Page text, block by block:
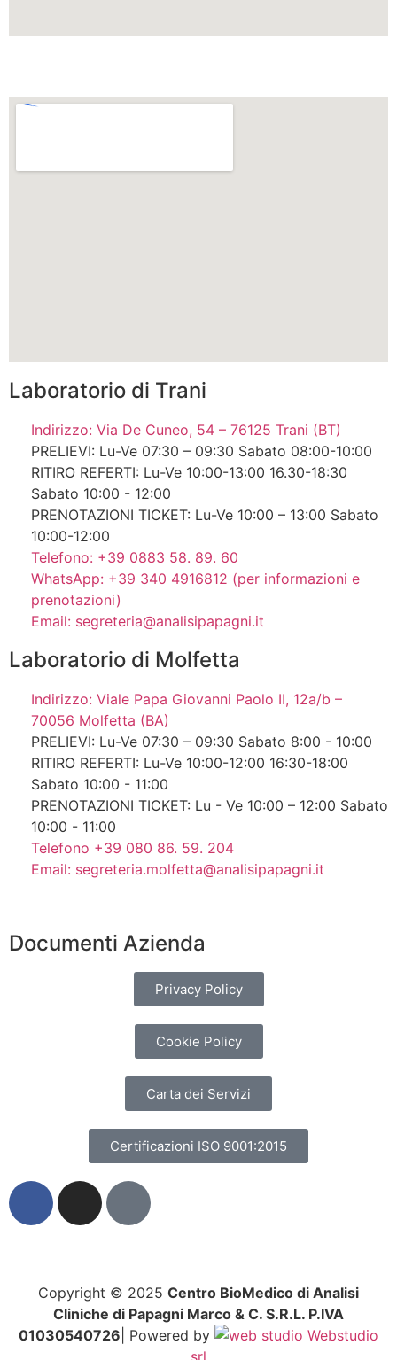
Laboratorio di Trani
Indirizzo: Via De Cuneo, 54 – 76125 Trani (BT)
PRELIEVI: Lu-Ve 07:30 – 09:30 Sabato 08:00-10:00
RITIRO REFERTI: Lu-Ve 10:00-13:00 16.30-18:30
Sabato 10:00 - 12:00
PRENOTAZIONI TICKET: Lu-Ve 10:00 – 13:00 Sabato
10:00-12:00
Telefono: +39 0883 58. 89. 60
WhatsApp: +39 340 4916812 (per informazioni e
prenotazioni)
Email: segreteria@analisipapagni.it
Laboratorio di Molfetta
Indirizzo: Viale Papa Giovanni Paolo II, 12a/b –
70056 Molfetta (BA)
PRELIEVI: Lu-Ve 07:30 – 09:30 Sabato 8:00 - 10:00
RITIRO REFERTI: Lu-Ve 10:00-12:00 16:30-18:00
Sabato 10:00 - 11:00
PRENOTAZIONI TICKET: Lu - Ve 10:00 – 12:00 Sabato
10:00 - 11:00
Telefono +39 080 86. 59. 204
Email: segreteria.molfetta@analisipapagni.it
Documenti Azienda
Privacy Policy
Cookie Policy
Carta dei Servizi
Certificazioni ISO 9001:2015
Copyright © 2025 Centro BioMedico di Analisi
Cliniche di Papagni Marco & C. S.R.L. P.IVA
01030540726 | Powered by
Webstudio
srl